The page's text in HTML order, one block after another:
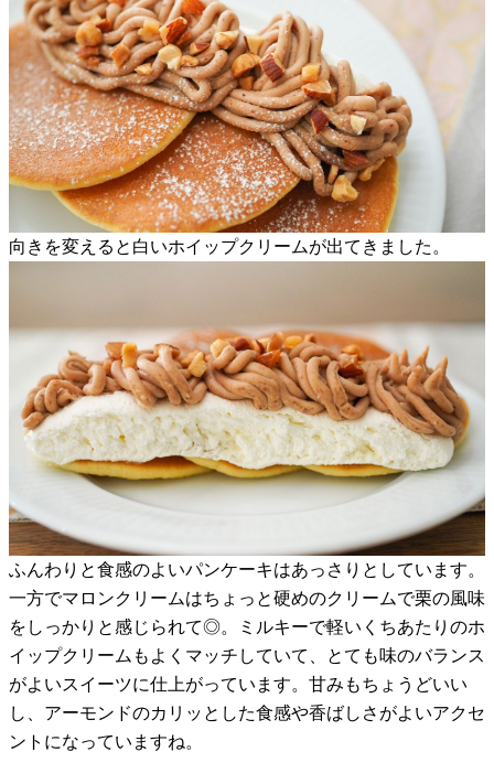
向きを変えると白いホイップクリームが出てきました。
ふんわりと食感のよいパンケーキはあっさりとしています。
一方でマロンクリームはちょっと硬めのクリームで栗の風味
をしっかりと感じられて◎。ミルキーで軽いくちあたりのホ
イップクリームもよくマッチしていて、とても味のバランス
がよいスイーツに仕上がっています。甘みもちょうどいい
し、アーモンドのカリッとした食感や香ばしさがよいアクセ
ントになっていますね。